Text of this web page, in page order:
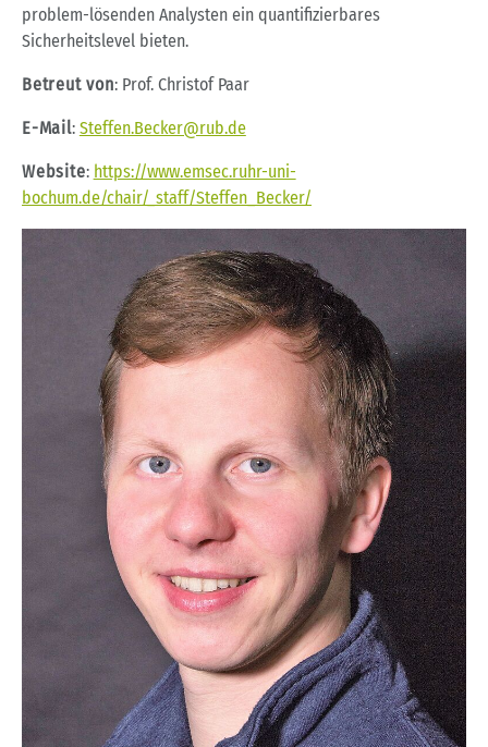
problem-lösenden Analysten ein quantifizierbares
Sicherheitslevel bieten.
Betreut von: Prof. Christof Paar
E-Mail: Steffen.Becker@rub.de
Website: https://www.emsec.ruhr-uni-
bochum.de/chair/_staff/Steffen_Becker/